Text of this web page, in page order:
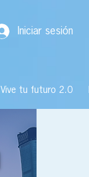
Iniciar sesión
Vive tu futuro 2.0